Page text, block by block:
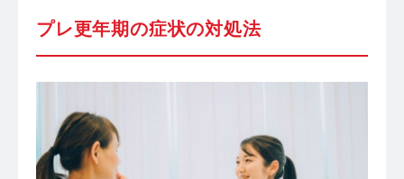
プレ更年期の症状の対処法